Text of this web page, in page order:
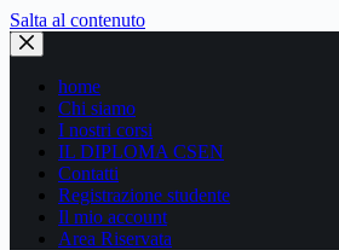
Salta al contenuto
home
Chi siamo
I nostri corsi
IL DIPLOMA CSEN
Contatti
Registrazione studente
Il mio account
Area Riservata